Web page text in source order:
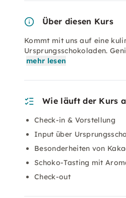
Über diesen Kurs
Kommt mit uns auf eine
Ursprungsschokoladen.
mehr lesen
Wie läuft der Kurs
Check-in & Vorstellung
Input über
Besonderheiten von
Schoko-Tasting mit
Check-out